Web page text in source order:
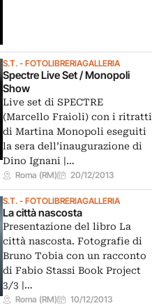
S.T. - FOTOLIBRERIAGALLERIA
Spectre Live Set / Monopoli
Show
Live set di SPECTRE
(Marcello Fraioli) con i ritratti
di Martina Monopoli eseguiti
la sera dell’inaugurazione di
Dino Ignani |…
Roma (RM) 20/12/2013
S.T. - FOTOLIBRERIAGALLERIA
La città nascosta
Presentazione del libro La
città nascosta. Fotografie di
Bruno Tobia con un racconto
di Fabio Stassi Book Project
3/3 |…
Roma (RM) 10/12/2013